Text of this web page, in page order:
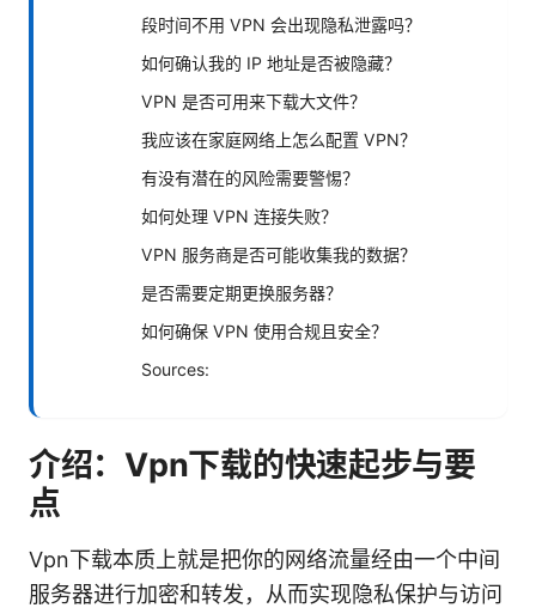
段时间不用 VPN 会出现隐私泄露吗？
如何确认我的 IP 地址是否被隐藏？
VPN 是否可用来下载大文件？
我应该在家庭网络上怎么配置 VPN？
有没有潜在的风险需要警惕？
如何处理 VPN 连接失败？
VPN 服务商是否可能收集我的数据？
是否需要定期更换服务器？
如何确保 VPN 使用合规且安全？
Sources:
介绍：Vpn下载的快速起步与要
点
Vpn下载本质上就是把你的网络流量经由一个中间
服务器进行加密和转发，从而实现隐私保护与访问